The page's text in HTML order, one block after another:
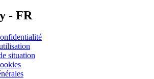
- FR
situation